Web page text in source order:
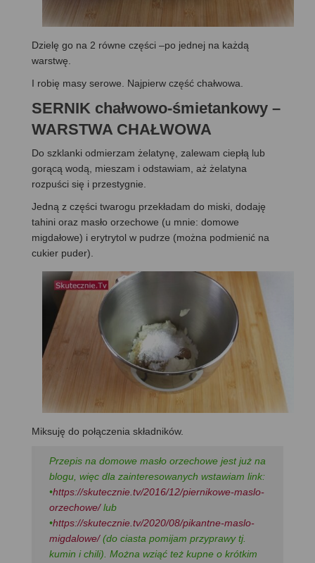
Dzielę go na 2 równe części –po jednej na każdą
warstwę.
I robię masy serowe. Najpierw część chałwowa.
SERNIK chałwowo-śmietankowy –
WARSTWA CHAŁWOWA
Do szklanki odmierzam żelatynę, zalewam ciepłą lub
gorącą wodą, mieszam i odstawiam, aż żelatyna
rozpuści się i przestygnie.
Jedną z części twarogu przekładam do miski, dodaję
tahini oraz masło orzechowe (u mnie: domowe
migdałowe) i erytrytol w pudrze (można podmienić na
cukier puder).
Miksuję do połączenia składników.
Przepis na domowe masło orzechowe jest już na
blogu, więc dla zainteresowanych wstawiam link:
•https://skutecznie.tv/2016/12/piernikowe-maslo-
orzechowe/lub
•https://skutecznie.tv/2020/08/pikantne-maslo-
migdalowe/(do ciasta pomijam przyprawy tj.
kumin i chili). Można wziąć też kupne o krótkim